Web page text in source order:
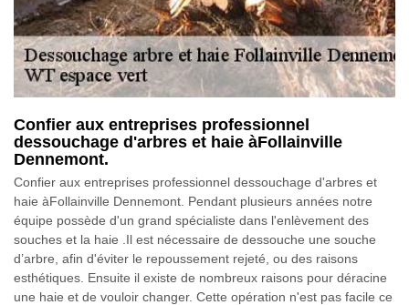
Confier aux entreprises professionnel
dessouchage d'arbres et haie àFollainville
Dennemont.
Confier aux entreprises professionnel dessouchage d'arbres et
haie àFollainville Dennemont. Pendant plusieurs années notre
équipe possède d'un grand spécialiste dans l'enlèvement des
souches et la haie .Il est nécessaire de dessouche une souche
d’arbre, afin d'éviter le repoussement rejeté, ou des raisons
esthétiques. Ensuite il existe de nombreux raisons pour déracine
une haie et de vouloir changer. Cette opération n'est pas facile ce